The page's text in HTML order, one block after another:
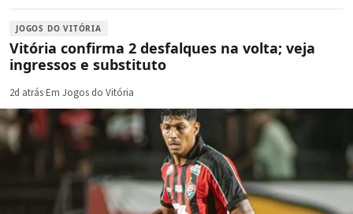
JOGOS DO VITÓRIA
Vitória confirma 2 desfalques na volta; veja
ingressos e substituto
2d atrás·Em Jogos do Vitória